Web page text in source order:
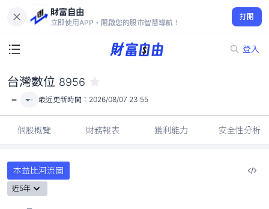
財富自由
立即使用APP，開啟您的股市智慧導航！
打開
登入
-
台灣數位 8956
- - 最近更新時間： 2026/08/07 23:55
個股概覽 財務報表 獲利能力 安全性分析
本益比河流圖
近5年